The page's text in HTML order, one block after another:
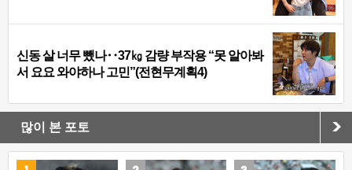
신동 살 너무 뺐나‥37㎏ 감량 부작용 “못 알아봐
서 요요 와야하나 고민”(전현무계획4)
많이 본 포토